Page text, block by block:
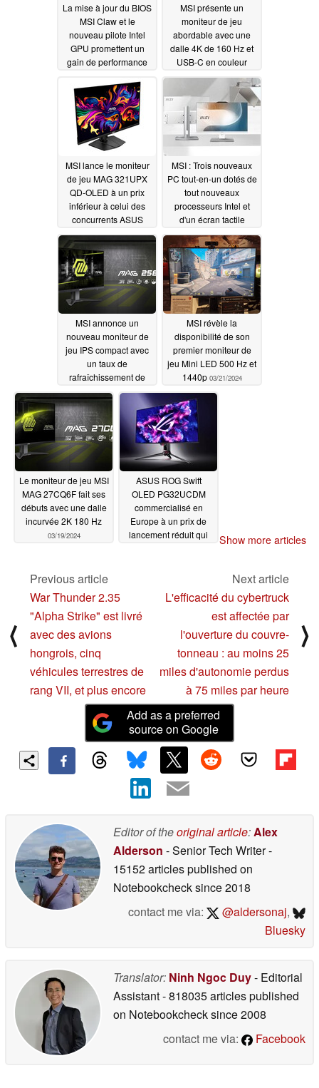
La mise à jour du BIOS
MSI Claw et le
nouveau pilote Intel
GPU promettent un
gain de performance
MSI présente un
moniteur de jeu
abordable avec une
dalle 4K de 160 Hz et
USB-C en couleur
blanche04/12/2024
MSI lance le moniteur
de jeu MAG 321UPX
QD-OLED à un prix
inférieur à celui des
concurrents ASUS
ROG, Dell Alienware et
Gigabyte AORUS
04/05/2024
MSI : Trois nouveaux
PC tout-en-un dotés de
tout nouveaux
processeurs Intel et
d'un écran tactile
03/28/2024
MSI annonce un
nouveau moniteur de
jeu IPS compact avec
un taux de
rafraîchissement de
180 Hz et la prise en
charge du VRR
03/21/2024
MSI révèle la
disponibilité de son
premier moniteur de
jeu Mini LED 500 Hz et
1440p 03/21/2024
Le moniteur de jeu MSI
MAG 27CQ6F fait ses
débuts avec une dalle
incurvée 2K 180 Hz
03/19/2024
ASUS ROG Swift
OLED PG32UCDM
commercialisé en
Europe à un prix de
lancement réduit qui
03/15/2024
Show more articles
⟨
Previous article
War Thunder 2.35
"Alpha Strike" est livré
avec des avions
hongrois, cinq
véhicules terrestres de
rang VII, et plus encore
Next article
L'efficacité du cybertruck
est affectée par
l'ouverture du couvre-
tonneau : au moins 25
miles d'autonomie perdus
à 75 miles par heure
⟩
Add as a preferred
source on Google
Editor of theoriginal article:Alex
Alderson - Senior Tech Writer-
15152 articles published on
Notebookchecksince 2018
contact me via:
@aldersonaj,
Bluesky
Translator: Ninh Ngoc Duy- Editorial
Assistant- 818035 articles published
on Notebookchecksince 2008
contact me via:
Facebook